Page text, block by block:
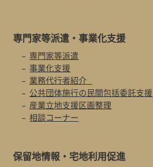
専門家等派遣・事業化支援
専門家等派遣
事業化支援
業務代行者紹介
公共団体施行の民間包括委託支援
産業立地支援区画整理
相談コーナー
保留地情報・ 宅地利用促進